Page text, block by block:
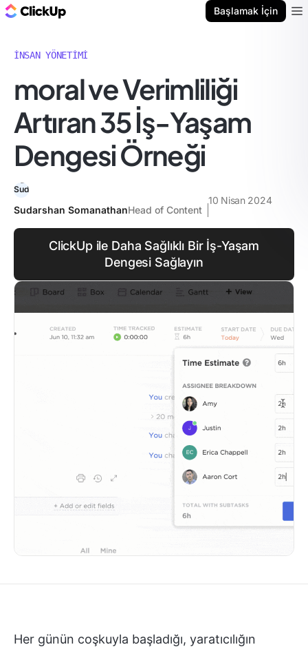
Başlamak İçin
İNSAN YÖNETIMI
moral ve Verimliliği
Artıran 35 İş-Yaşam
Dengesi Örneği
Sudarshan SomanathanHead of Content
10 Nisan 2024
ClickUp ile Daha Sağlıklı Bir İş-Yaşam
Dengesi Sağlayın
Her günün coşkuyla başladığı, yaratıcılığın